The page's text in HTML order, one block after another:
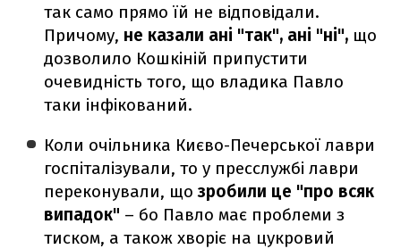
так само прямо їй не відповідали.
Причому, не казали ані "так", ані "ні", що
дозволило Кошкіній припустити
очевидність того, що владика Павло
таки інфікований.
Коли очільника Києво-Печерської лаври
госпіталізували, то у пресслужбі лаври
переконували, щозробили це "про всяк
випадок" – бо Павло має проблеми з
тиском, а також хворіє на цукровий